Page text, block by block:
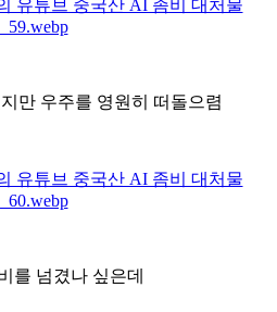
만 우주를 영원히 떠돌으렴
를 넘겼나 싶은데